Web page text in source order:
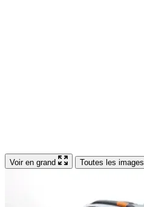
Voir en grand Toutes les images